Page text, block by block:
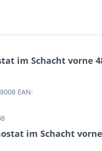
im Schacht vorne
EAN:
im Schacht vorne